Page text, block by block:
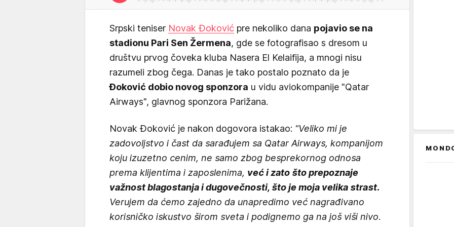
Srpski teniser Novak Đoković pre nekoliko dana pojavio se na
stadionu Pari Sen Žermena, gde se fotografisao s dresom u
društvu prvog čoveka kluba Nasera El Kelaifija, a mnogi nisu
razumeli zbog čega. Danas je tako postalo poznato da je
Đoković dobio novog sponzora u vidu aviokompanije "Qatar
Airways", glavnog sponzora Parižana.
Novak Đoković je nakon dogovora istakao: "Veliko mi je
zadovoljstvo i čast da sarađujem sa Qatar Airways, kompanijom
koju izuzetno cenim, ne samo zbog besprekornog odnosa
prema klijentima i zaposlenima, već i zato što prepoznaje
važnost blagostanja i dugovečnosti, što je moja velika strast.
Verujem da ćemo zajedno da unapredimo već nagrađivano
korisničko iskustvo širom sveta i podignemo ga na još viši nivo.